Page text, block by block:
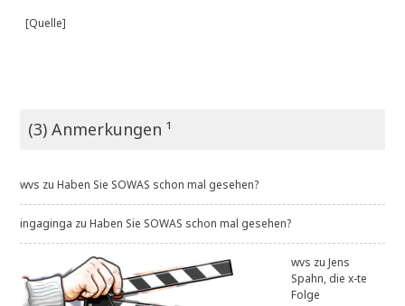
[Quelle]
(3) Anmerkungen ¹
wvs zuHaben Sie SOWAS schon mal gesehen?
ingaginga zuHaben Sie SOWAS schon mal gesehen?
wvs zuJens
Spahn, die x-te
Folge